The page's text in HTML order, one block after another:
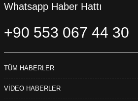
Whatsapp Haber Hattı
+90 553 067 44 30
TÜM HABERLER
VİDEO HABERLER